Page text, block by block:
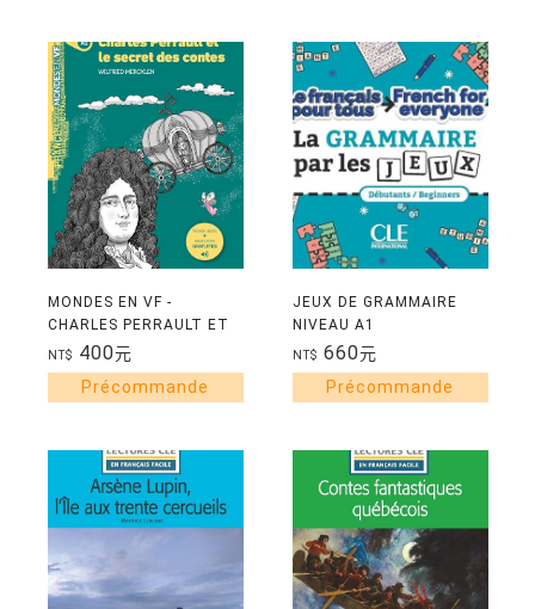
MONDES EN VF -
CHARLES PERRAULT ET
LE SECRET DES CONTES
NT$ 400元
JEUX DE GRAMMAIRE
NIVEAU A1
NT$ 660元